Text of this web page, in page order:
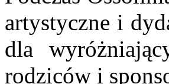
artystyczne i
dla
rodziców i